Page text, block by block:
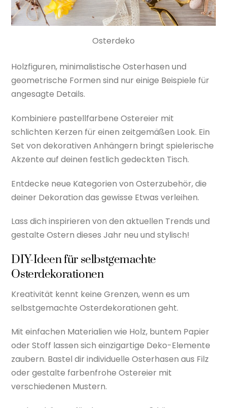
Osterdeko
Holzfiguren, minimalistische Osterhasen und
geometrische Formen sind nur einige Beispiele für
angesagte Details.
Kombiniere pastellfarbene Ostereier mit
schlichten Kerzen für einen zeitgemäßen Look. Ein
Set von dekorativen Anhängern bringt spielerische
Akzente auf deinen festlich gedeckten Tisch.
Entdecke neue Kategorien von Osterzubehör, die
deiner Dekoration das gewisse Etwas verleihen.
Lass dich inspirieren von den aktuellen Trends und
gestalte Ostern dieses Jahr neu und stylisch!
DIY-Ideen für selbstgemachte
Osterdekorationen
Kreativität kennt keine Grenzen, wenn es um
selbstgemachte Osterdekorationen geht.
Mit einfachen Materialien wie Holz, buntem Papier
oder Stoff lassen sich einzigartige Deko-Elemente
zaubern. Bastel dir individuelle Osterhasen aus Filz
oder gestalte farbenfrohe Ostereier mit
verschiedenen Mustern.